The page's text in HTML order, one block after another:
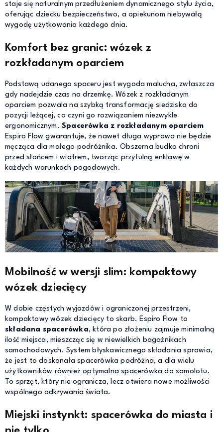
staje się naturalnym przedłużeniem dynamicznego stylu życia,
oferując dziecku bezpieczeństwo, a opiekunom niebywałą
wygodę użytkowania każdego dnia.
Komfort bez granic: wózek z
rozkładanym oparciem
Podstawą udanego spaceru jest wygoda malucha, zwłaszcza
gdy nadejdzie czas na drzemkę. Wózek z rozkładanym
oparciem pozwala na szybką transformację siedziska do
pozycji leżącej, co czyni go rozwiązaniem niezwykle
ergonomicznym. Spacerówka z rozkładanym oparciem
Espiro Flow gwarantuje, że nawet długa wyprawa nie będzie
męcząca dla małego podróżnika. Obszerna budka chroni
przed słońcem i wiatrem, tworząc przytulną enklawę w
każdych warunkach pogodowych.
Mobilność w wersji slim: kompaktowy
wózek dziecięcy
W dobie częstych wyjazdów i ograniczonej przestrzeni,
kompaktowy wózek dziecięcy to skarb. Espiro Flow to
składana spacerówka, która po złożeniu zajmuje minimalną
ilość miejsca, mieszcząc się w niewielkich bagażnikach
samochodowych. System błyskawicznego składania sprawia,
że jest to doskonała spacerówka podróżna, a dla wielu
użytkowników również optymalna spacerówka do samolotu.
To sprzęt, który nie ogranicza, lecz otwiera nowe możliwości
wspólnego odkrywania świata.
Miejski instynkt: spacerówka do miasta i